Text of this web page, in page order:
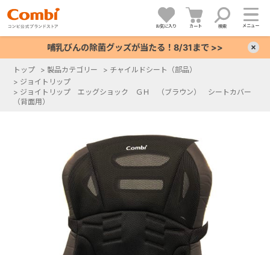
お気に入り カート 検索 メニュー
哺乳びんの除菌グッズが当たる！8/31まで >>
トップ > 製品カテゴリー > チャイルドシート（部品）
> ジョイトリップ
> ジョイトリップ エッグショック ＧＨ （ブラウン） シートカバー
（背面用）